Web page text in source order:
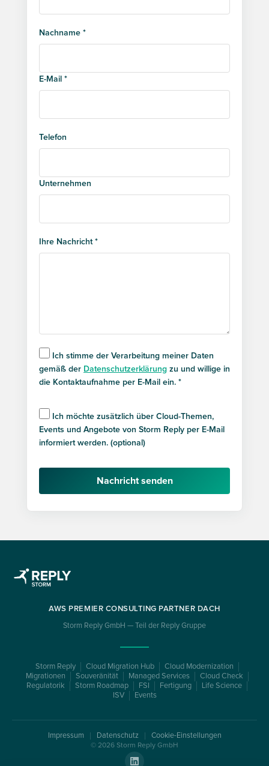
Nachname *
E-Mail *
Telefon
Unternehmen
Ihre Nachricht *
Ich stimme der Verarbeitung meiner Daten
gemäß der Datenschutzerklärung zu und willige in
die Kontaktaufnahme per E-Mail ein. *
Ich möchte zusätzlich über Cloud-Themen,
Events und Angebote von Storm Reply per E-Mail
informiert werden. (optional)
Nachricht senden
AWS PREMIER CONSULTING PARTNER DACH
Storm Reply GmbH — Teil der Reply Gruppe
Storm Reply Cloud Migration Hub
Cloud Modernization
Migrationen
Souveränität Managed Services
Cloud Check
Regulatorik
Storm Roadmap FSI Fertigung
Life Science
ISV
Events
Impressum Datenschutz Cookie-Einstellungen
© 2026 Storm Reply GmbH